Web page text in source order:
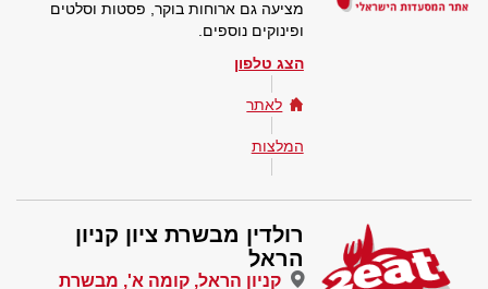
מציעה גם ארוחות בוקר, פסטות וסלטים
ופינוקים נוספים.
הצג טלפון
לאתר
המלצות
רולדין מבשרת ציון קניון
הראל
קניון הראל, קומה א', מבשרת